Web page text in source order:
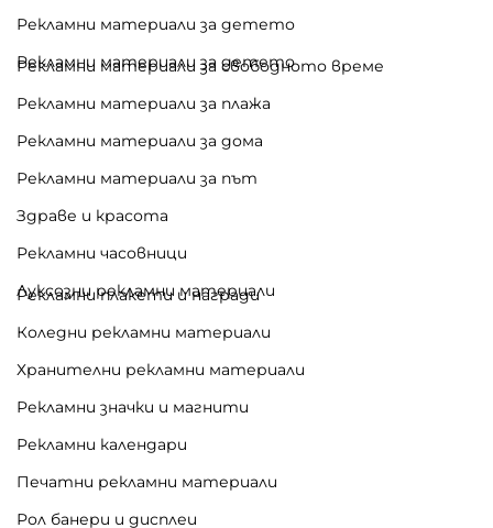
Рекламни материали за детето
Рекламни материали за детето
Рекламни материали за свободното време
Рекламни материали за плажа
Рекламни материали за дома
Рекламни материали за път
Здраве и красота
Рекламни часовници
Луксозни рекламни материали
Рекламни плакети и награди
Коледни рекламни материали
Хранителни рекламни материали
Рекламни значки и магнити
Рекламни календари
Печатни рекламни материали
Рол банери и дисплеи